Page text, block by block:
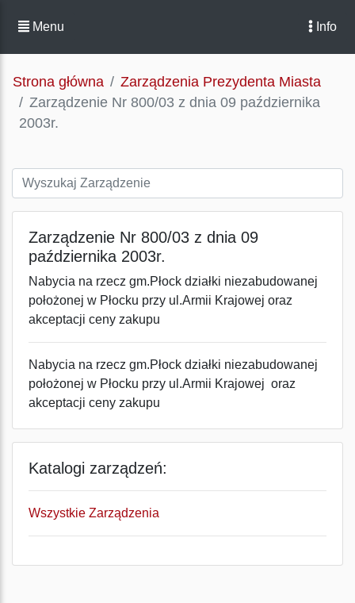
Menu Info
Strona główna
Zarządzenia Prezydenta Miasta
Zarządzenie Nr 800/03 z dnia 09 października
2003r.
Zarządzenie Nr 800/03 z dnia 09
października 2003r.
Nabycia na rzecz gm.Płock działki niezabudowanej
położonej w Płocku przy ul.Armii Krajowej oraz
akceptacji ceny zakupu
Nabycia na rzecz gm.Płock działki niezabudowanej
położonej w Płocku przy ul.Armii Krajowej oraz
akceptacji ceny zakupu
Katalogi zarządzeń:
Wszystkie Zarządzenia